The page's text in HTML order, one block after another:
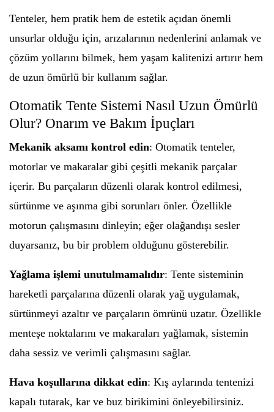
Tenteler, hem pratik hem de estetik açıdan önemli
unsurlar olduğu için, arızalarının nedenlerini anlamak ve
çözüm yollarını bilmek, hem yaşam kalitenizi artırır hem
de uzun ömürlü bir kullanım sağlar.
Otomatik Tente Sistemi Nasıl Uzun Ömürlü
Olur? Onarım ve Bakım İpuçları
Mekanik aksamı kontrol edin: Otomatik tenteler,
motorlar ve makaralar gibi çeşitli mekanik parçalar
içerir. Bu parçaların düzenli olarak kontrol edilmesi,
sürtünme ve aşınma gibi sorunları önler. Özellikle
motorun çalışmasını dinleyin; eğer olağandışı sesler
duyarsanız, bu bir problem olduğunu gösterebilir.
Yağlama işlemi unutulmamalıdır: Tente sisteminin
hareketli parçalarına düzenli olarak yağ uygulamak,
sürtünmeyi azaltır ve parçaların ömrünü uzatır. Özellikle
menteşe noktalarını ve makaraları yağlamak, sistemin
daha sessiz ve verimli çalışmasını sağlar.
Hava koşullarına dikkat edin: Kış aylarında tentenizi
kapalı tutarak, kar ve buz birikimini önleyebilirsiniz.